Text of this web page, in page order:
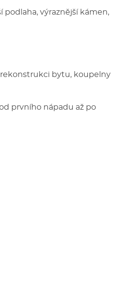
výraznější kámen,
rekonstrukci bytu, koupelny
prvního nápadu až po